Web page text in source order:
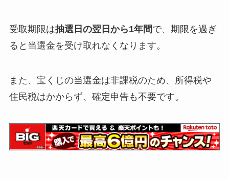
受取期限は抽選日の翌日から1年間で、期限を過ぎ
ると当選金を受け取れなくなります。
また、宝くじの当選金は非課税のため、所得税や
住民税はかからず、確定申告も不要です。